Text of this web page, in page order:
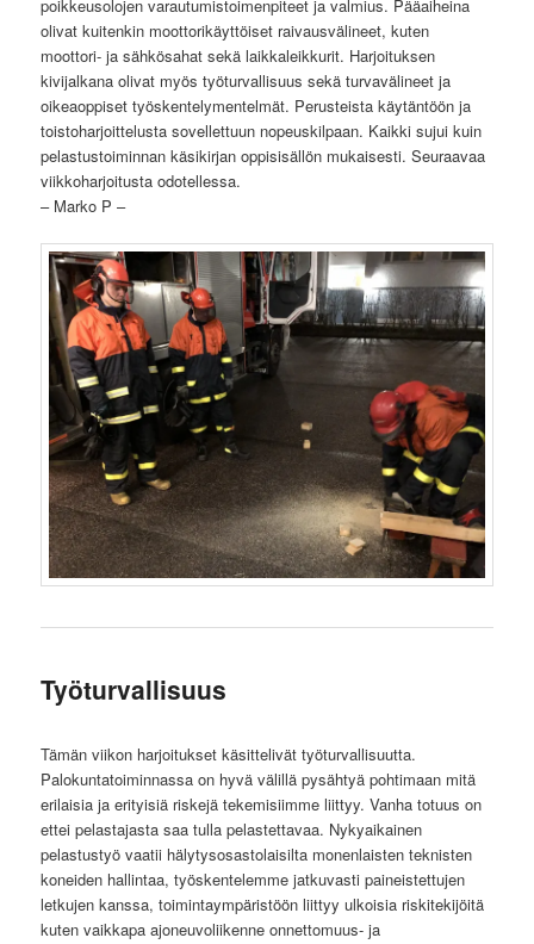
poikkeusolojen varautumistoimenpiteet ja valmius. Pääaiheina
olivat kuitenkin moottorikäyttöiset raivausvälineet, kuten
moottori- ja sähkösahat sekä laikkaleikkurit. Harjoituksen
kivijalkana olivat myös työturvallisuus sekä turvavälineet ja
oikeaoppiset työskentelymentelmät. Perusteista käytäntöön ja
toistoharjoittelusta sovellettuun nopeuskilpaan. Kaikki sujui kuin
pelastustoiminnan käsikirjan oppisisällön mukaisesti. Seuraavaa
viikkoharjoitusta odotellessa.
– Marko P –
Työturvallisuus
Tämän viikon harjoitukset käsittelivät työturvallisuutta.
Palokuntatoiminnassa on hyvä välillä pysähtyä pohtimaan mitä
erilaisia ja erityisiä riskejä tekemisiimme liittyy. Vanha totuus on
ettei pelastajasta saa tulla pelastettavaa. Nykyaikainen
pelastustyö vaatii hälytysosastolaisilta monenlaisten teknisten
koneiden hallintaa, työskentelemme jatkuvasti paineistettujen
letkujen kanssa, toimintaympäristöön liittyy ulkoisia riskitekijöitä
kuten vaikkapa ajoneuvoliikenne onnettomuus- ja